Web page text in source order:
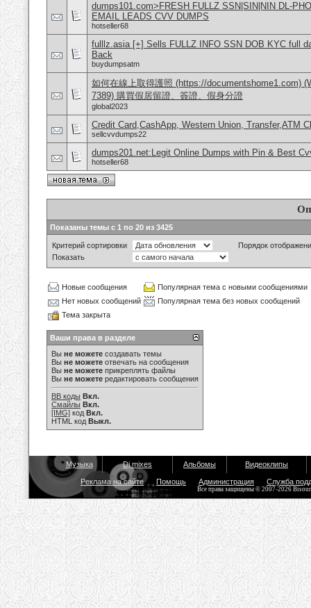
dumps101.com>FRESH FULLZ SSN|SIN|NIN DL-
EMAIL LEADS CVV DUMPS
hotseller68
fulllz.asia [+] Sells FULLZ INFO SSN DOB KYC full
Back
buydumpsatm
如何在線上取得護照 (https://documentshome1.com)
7389) 購買假居留證、簽證、假身分證
global2023
Credit Card,CashApp, Western Union, Transfer,ATM
sellcvvdumps22
dumps201.net:Legit Online Dumps with Pin & Best
hotseller68
Показаны темы с 1 по 20 из 3425
Критерий сортировки
Порядок
Показать
Новые сообщения
Популярная тема с новыми сообщениями
Нет новых сообщений
Популярная тема без новых сообщений
Тема закрыта
Ваши права в разделе
Вы не можете создавать темы
Вы не можете отвечать на сообщения
Вы не можете прикреплять файлы
Вы не можете редактировать сообщения
BB коды Вкл.
Смайлы Вкл.
[IMG] код Вкл.
HTML код Выкл.
Музыка Dj mixes Альбомы Видеоклипы
Реклама на сайте Помощь Администрация Служба
Все права защищены © 2007-2026